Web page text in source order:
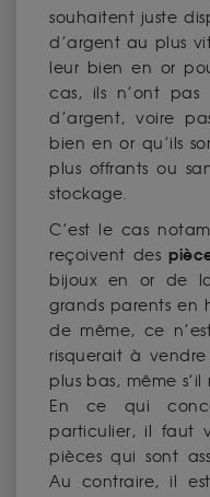
souhaitent juste
d’argent au plus
leur bien en or
cas, ils n’ont
d’argent, voire
bien en or qu’ils
plus offrants ou
stockage.
C’est le cas
reçoivent des
bijoux en or de
grands parents en
de même, ce
risquerait à
plus bas, même
En ce qui
particulier, il faut
pièces qui sont
Au contraire, il